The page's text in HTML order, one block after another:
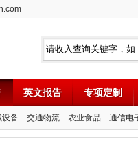
英文报告 专项定制
设备 交通物流 农业食品 通信电